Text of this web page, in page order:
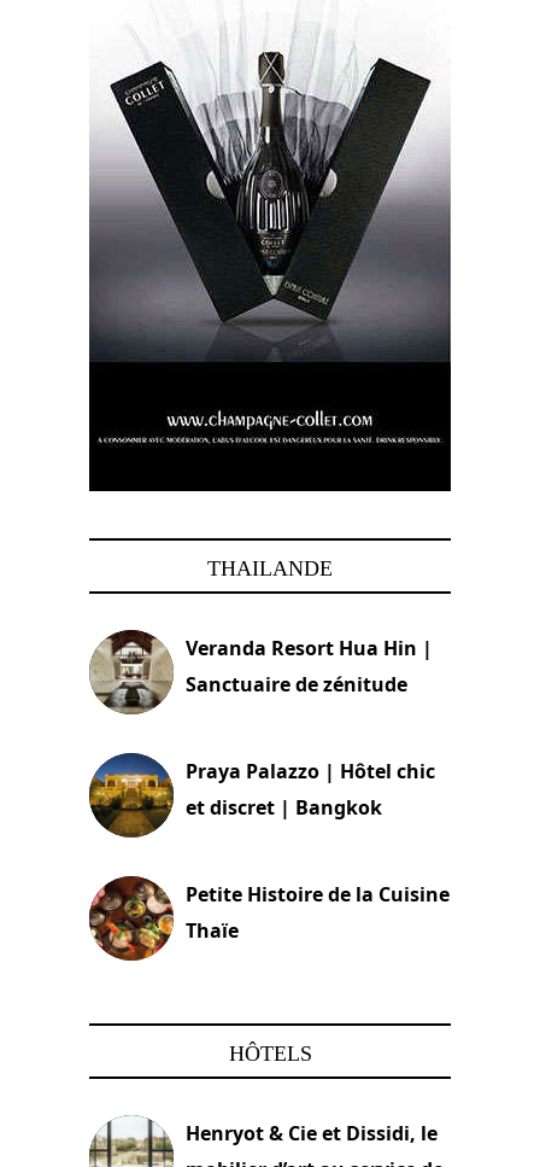
THAILANDE
Veranda Resort Hua Hin |
Sanctuaire de zénitude
Praya Palazzo | Hôtel chic
et discret | Bangkok
Petite Histoire de la Cuisine
Thaïe
HÔTELS
Henryot & Cie et Dissidi, le